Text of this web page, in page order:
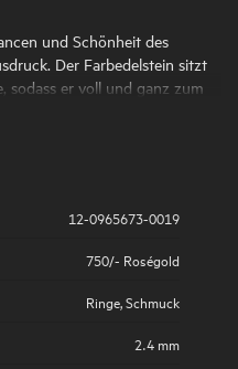
und Schönheit des
Der Farbedelstein sitzt
sodass er voll und ganz zum
Eleganz und Schönheit zum
12-0965673-0019
750/- Roségold
Ringe Schmuck
2.4 mm